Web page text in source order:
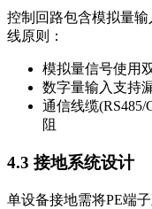
控制回路包含模拟量
线原则：
模拟量信号使用
数字量输入支持
通信线缆
阻
4.3 接地系统设计
单设备接地需将PE端